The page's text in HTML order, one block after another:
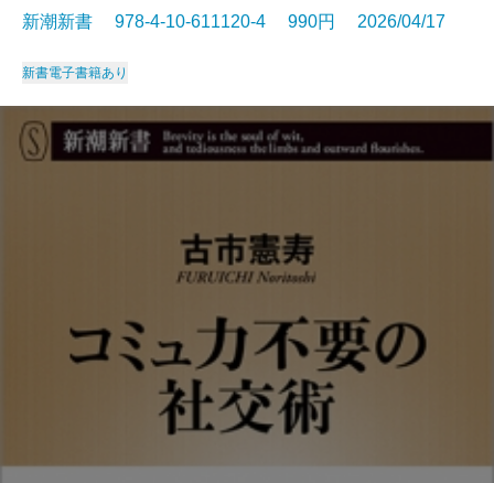
新潮新書 978-4-10-611120-4 990円 2026/04/17
新書電子書籍あり